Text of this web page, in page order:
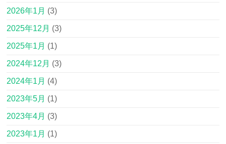
2026年1月 (3)
2025年12月 (3)
2025年1月 (1)
2024年12月 (3)
2024年1月 (4)
2023年5月 (1)
2023年4月 (3)
2023年1月 (1)